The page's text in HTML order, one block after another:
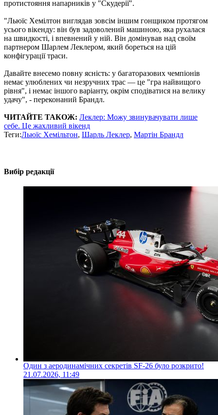
протистояння напарників у "Скудерії".
"Льюїс Хемілтон виглядав зовсім іншим гонщиком протягом
усього вікенду: він був задоволений машиною, яка рухалася
на швидкості, і впевнений у ній. Він домінував над своїм
партнером Шарлем Леклером, який бореться на цій
конфігурації траси.
Давайте внесемо повну ясність: у багаторазових чемпіонів
немає улюблених чи незручних трас — це "гра найвищого
рівня", і немає іншого варіанту, окрім сподіватися на велику
удачу", - переконаний Брандл.
ЧИТАЙТЕ ТАКОЖ: Леклер: Можу звинувачувати лише
себе. Це жахливий вікенд
Теги:Льюїс Хемільтон, Шарль Леклер, Мартін Брандл
Вибір редакції
Один з аеродинамічних секретів SF-26 було розкрито!
21.07.2026, 11:49